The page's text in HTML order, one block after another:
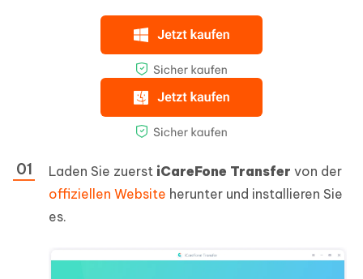
Laden Sie zuerst iCareFone Transfer von der
offiziellen Website herunter und installieren Sie
es.